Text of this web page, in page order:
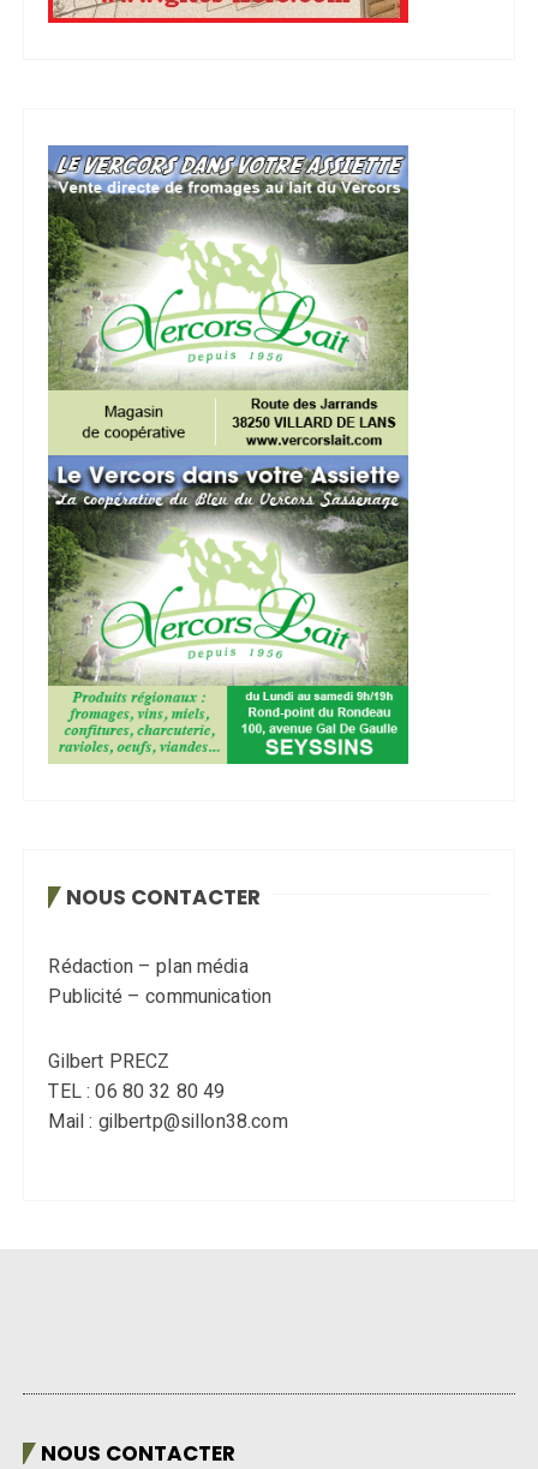
NOUS CONTACTER
Rédaction – plan média
Publicité – communication
Gilbert PRECZ
TEL : 06 80 32 80 49
Mail : gilbertp@sillon38.com
NOUS CONTACTER